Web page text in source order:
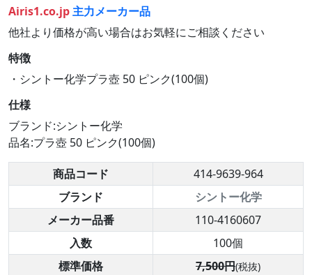
Airis1.co.jp主力メーカー品
他社より価格が高い場合はお気軽にご相談ください
特徴
・シントー化学プラ壺 50 ピンク(100個)
仕様
ブランド:シントー化学
品名:プラ壺 50 ピンク(100個)
商品コード
414-9639-964
ブランド
シントー化学
メーカー品番
110-4160607
入数
100個
標準価格
7,500円(税抜)